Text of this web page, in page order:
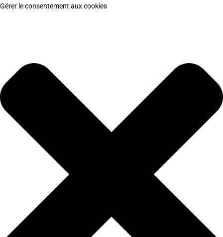
Gérer le consentement aux cookies